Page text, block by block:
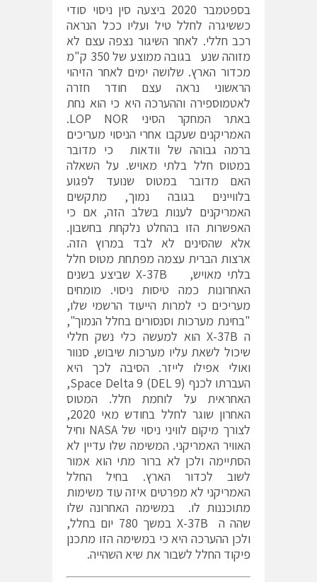
בספטמבר 2020 ביצעה סין ניסוי סודי
כששיגרה לחלל טיל ועליו ככל הנראה
רכב חללי. לאחר השיגור נצפה עצם לא
מזוהה שנע בגובה ממוצע של 350 ק"מ
מכדור הארץ. שלושה ימים לאחר הזיהוי
הראשוני נראה עצם חודר חזרה
לאטמוספירה וההערכה היא כי הוא נחת
באתר המחקר הסיני LOP NOR.
האמריקנים שעקבו אחרי הניסוי מעריכים
ברמה גבוהה של וודאות כי מדובר
במטוס חלל בלתי מאויש. על השאלה
האם מדובר במטוס שנועד לפגוע
בלוויינים בגובה נמוך, מתקשים
האמריקנים לענות בשלב הזה, אם כי
האפשרות הזו בהחלט נלקחת בחשבון.
אלא שהסינים לא לבד במרוץ הזה.
ארצות הברית עצמה מפתחת מטוס חלל
בלתי מאויש, X-37B שביצע בשנים
האחרונות כמה טיסות ניסוי. מומחים
מעריכים כי למרות הייעוד הרשמי שלו,
"בחינת מערכות וסנסורים בחלל הנמוך",
ה X-37B הוא למעשה כלי נשק חללי
שיכול לשאת עליו מערכות שיבוש, סנוור
ואולי אפילו לייזר. הסיבה לכך היא
העברתו לכנף Space Delta 9 (DEL 9),
האחראית על לוחמת חלל. המטוס
האחרון שוגר לחלל בחודש מאי 2020,
לצורך מיקום לוויני ניסוי של NASA וחיל
האוויר האמריקני. המשימה שלו עדיין לא
הסתיימה ולכן לא ברור מתי הוא אמור
לשוב לכדור הארץ. בחיל החלל
האמריקני לא מפרטים איזה עוד משימות
מתוכננות לו. במשימה האחרונה שלו
שהה ה X-37B במשך 780 יום בחלל,
ולכן ההערכה היא כי במשימה הזו מתכנן
פיקוד החלל לשבור את שיא השהייה.